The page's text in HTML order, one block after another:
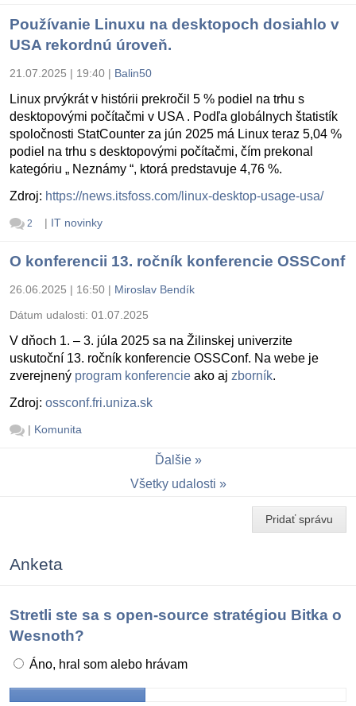
Používanie Linuxu na desktopoch dosiahlo v
USA rekordnú úroveň.
21.07.2025 | 19:40 | Balin50
Linux prvýkrát v histórii prekročil 5 % podiel na trhu s
desktopovými počítačmi v USA . Podľa globálnych štatistík
spoločnosti StatCounter za jún 2025 má Linux teraz 5,04 %
podiel na trhu s desktopovými počítačmi, čím prekonal
kategóriu „ Neznámy “, ktorá predstavuje 4,76 %.
Zdroj: https://news.itsfoss.com/linux-desktop-usage-usa/
2 | IT novinky
O konferencii 13. ročník konferencie OSSConf
26.06.2025 | 16:50 | Miroslav Bendík
Dátum udalosti: 01.07.2025
V dňoch 1. – 3. júla 2025 sa na Žilinskej univerzite
uskutoční 13. ročník konferencie OSSConf. Na webe je
zverejnený program konferencie ako aj zborník.
Zdroj: ossconf.fri.uniza.sk
| Komunita
Ďalšie
Všetky udalosti
Pridať správu
Anketa
Stretli ste sa s open-source stratégiou Bitka o
Wesnoth?
Áno, hral som alebo hrávam